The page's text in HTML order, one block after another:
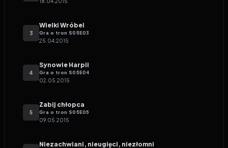
3
Wielki Wróbel
Gra o tron S05E03
25.04.2015
4
Synowie Harpii
Gra o tron S05E04
02.05.2015
5
Zabij chłopca
Gra o tron S05E05
09.05.2015
Niezachwiani, nieugięci, niezłomni